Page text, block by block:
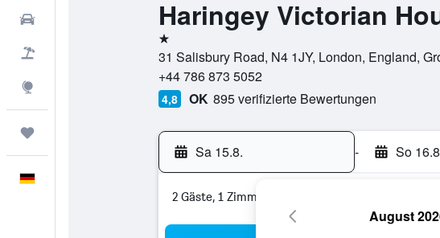
Haringey Victorian
1 Stern
31 Salisbury Road, N4 1JY, London, England,
+44 786 873 5052
4,8 OK 895 verifizierte Bewertungen
Sa 15.8. - So
2 Gäste, 1 Zimmer
August